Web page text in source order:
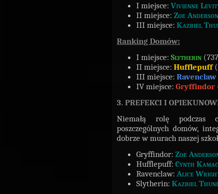
I miejsce: Vivienne
II miejsce: Zoe Anderson
III miejsce: Kazbiel
Ranking Domów:
I miejsce: Slytherin
II miejsce: Hufflepuff
III miejsce: Ravenclaw
IV miejsce: Gryffindor
3. PREFEKCI I
Niemałą rolę podczas
poszczególnych domów,
dobrze w murach naszej
Gryffindor: Zoe
Hufflepuff: Cynth
Ravenclaw: Alice
Slytherin: Kazbiel